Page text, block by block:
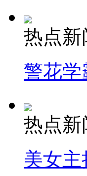
热点新
警花
热点新
美女